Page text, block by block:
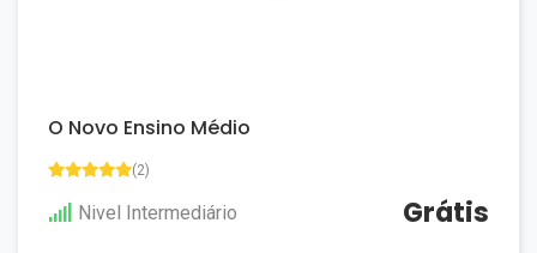
O Novo Ensino Médio
(2)
Nivel Intermediário Grátis